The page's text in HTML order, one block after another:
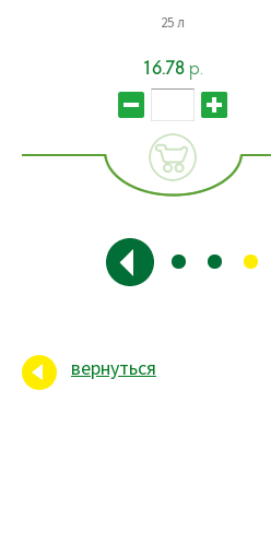
вернуться